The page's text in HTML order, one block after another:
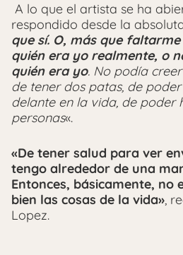
A lo que el artista se ha
respondido desde la
que sí. O, más que
quién era yo realmente, o
quién era yo. No podía
de tener dos patas, de
delante en la vida, de poder
personas«.
«De tener salud para ver
tengo alrededor de una
Entonces, básicamente, no
bien las cosas de la vida»,
Lopez.